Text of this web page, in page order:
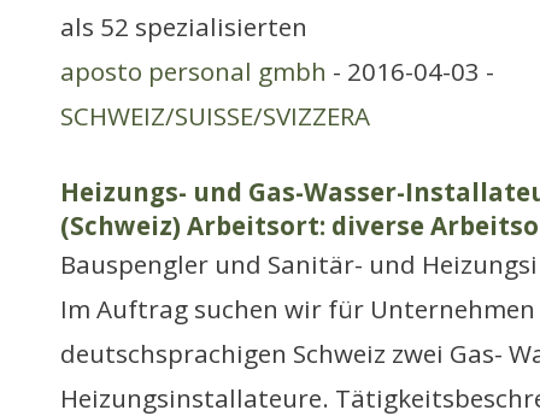
als 52 spezialisierten
aposto personal gmbh - 2016-04-03 -
SCHWEIZ/SUISSE/SVIZZERA
Heizungs- und Gas-Wasser-
(Schweiz) Arbeitsort: diverse
Bauspengler und Sanitär- und
Im Auftrag suchen wir für
deutschsprachigen Schweiz zwei Gas-
Heizungsinstallateure.